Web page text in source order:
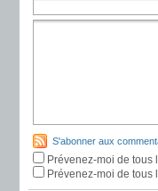
S'abonner aux
Prévenez-moi de
Prévenez-moi de